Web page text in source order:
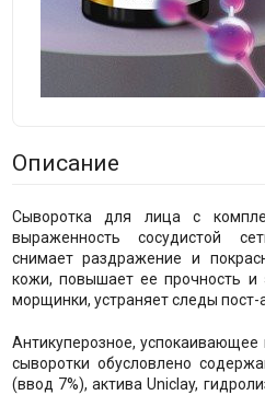
Описание
Сыворотка для лица с
выраженность сосудистой
снимает раздражение и
кожи, повышает ее прочность и
морщинки, устраняет следы пост-
Антикуперозное, успокаивающее
сыворотки обусловлено
(ввод 7%), актива Uniclay,